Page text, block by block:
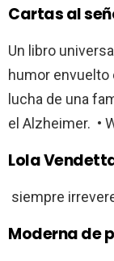
Cartas al
Un libro
humor envuelto
lucha de una
el Alzheimer. •
Lola
siempre
Moderna de